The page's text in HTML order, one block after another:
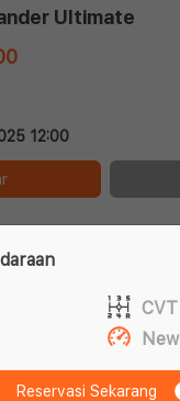
Mitsubishi Xpander Ultimate
12:00
CVT
New
Reservasi Sekarang